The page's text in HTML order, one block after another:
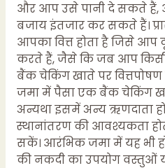
और आप उसे पानी दे सकते
बजाय इंतजार कर सकते हैं।
आपका वित्त होता है जिसे आप
करते हैं, जैसे कि जब आप
बैंक चेकिंग खाते पर वित्तपोषण
जमा में पैसा एक बैंक चेकिंग
अन्यथा इसमें अन्य ऋणदाता
स्थानांतरण की आवश्यकता
सकें। आरंभिक जमा में यह भी
की नकदी का उपयोग वस्तुओं